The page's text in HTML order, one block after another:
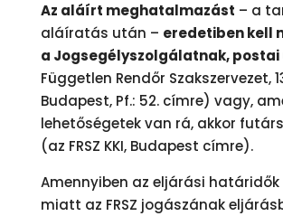
Az aláírt meghatalmazást – a
aláíratás után – eredetiben kell
a Jogsegélyszolgálatnak, postai
Független Rendőr Szakszervezet,
Budapest, Pf.: 52. címre) vagy,
lehetőségetek van rá, akkor
(az FRSZ KKI, Budapest címre).
Amennyiben az eljárási
miatt az FRSZ jogászának